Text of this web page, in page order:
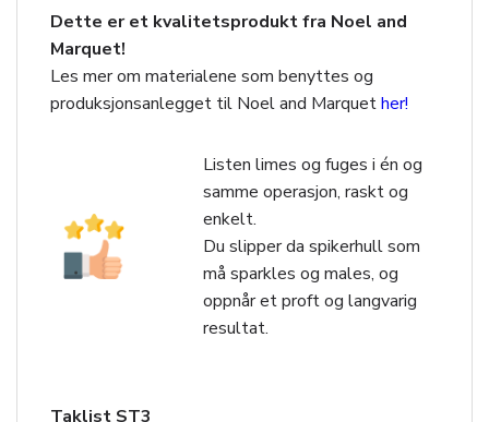
Dette er et kvalitetsprodukt fra Noel and
Marquet!
Les mer om materialene som benyttes og
produksjonsanlegget til Noel and Marquether!
Listen limes og fuges i én og
samme operasjon, raskt og
enkelt.
Du slipper da spikerhull som
må sparkles og males, og
oppnår et proft og langvarig
resultat.
Taklist ST3